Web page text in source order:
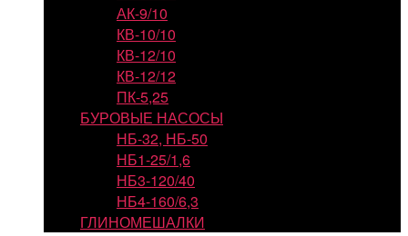
АК-9/10
КВ-10/10
КВ-12/10
КВ-12/12
ПК-5,25
БУРОВЫЕ НАСОСЫ
НБ-32, НБ-50
НБ1-25/1,6
НБ3-120/40
НБ4-160/6,3
ГЛИНОМЕШАЛКИ